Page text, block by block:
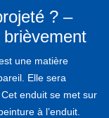
? –
une matière
Elle sera
enduit se met sur
à l’enduit.